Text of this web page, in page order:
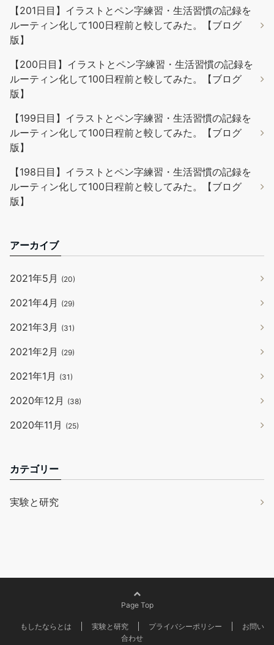
【201日目】イラストとペン字練習・生活習慣の記録を
ルーティン化して100日程前と較してみた。【ブログ
版】
【200日目】イラストとペン字練習・生活習慣の記録を
ルーティン化して100日程前と較してみた。【ブログ
版】
【199日目】イラストとペン字練習・生活習慣の記録を
ルーティン化して100日程前と較してみた。【ブログ
版】
【198日目】イラストとペン字練習・生活習慣の記録を
ルーティン化して100日程前と較してみた。【ブログ
版】
アーカイブ
2021年5月 (20)
2021年4月 (29)
2021年3月 (31)
2021年2月 (29)
2021年1月 (31)
2020年12月 (38)
2020年11月 (25)
カテゴリー
実験と研究
Page Top
もしたならとは 実験と研究 プライバシーポリシー
お問い
合わせ